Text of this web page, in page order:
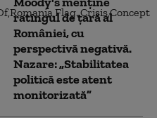
ratingul de țară al
României, cu
perspectivă negativă.
Nazare: „Stabilitatea
politică este atent
monitorizată”